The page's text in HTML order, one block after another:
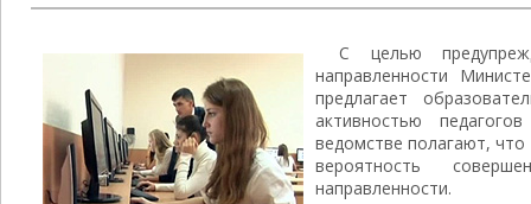
С целью
направленности
предлагает
активностью
ведомстве полагают,
вероятность
направленности.